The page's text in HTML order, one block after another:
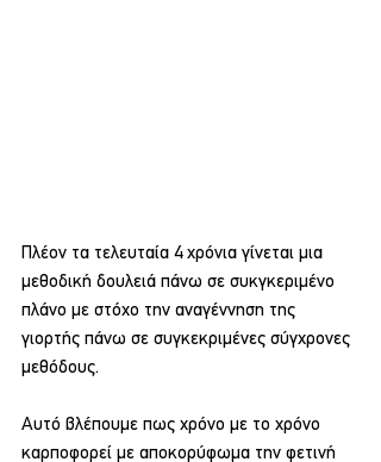
Πλέον τα τελευταία 4 χρόνια γίνεται μια
μεθοδική δουλειά πάνω σε συκγκεριμένο
πλάνο με στόχο την αναγέννηση της
γιορτής πάνω σε συγκεκριμένες σύγχρονες
μεθόδους.
Αυτό βλέπουμε πως χρόνο με το χρόνο
καρποφορεί με αποκορύφωμα την φετινή